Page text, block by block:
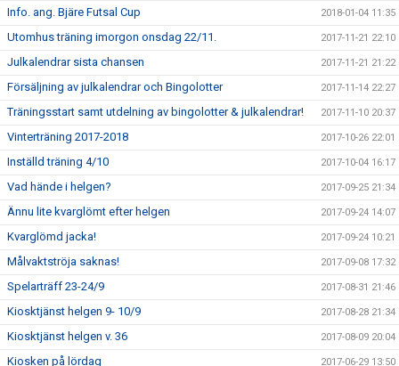
Info. ang. Bjäre Futsal Cup 2018-01-04 11:35
Utomhus träning imorgon onsdag 22/11. 2017-11-21 22:10
Julkalendrar sista chansen 2017-11-21 21:22
Försäljning av julkalendrar och Bingolotter 2017-11-14 22:27
Träningsstart samt utdelning av bingolotter & julkalendrar! 2017-11-10 20:37
Vinterträning 2017-2018 2017-10-26 22:01
Inställd träning 4/10 2017-10-04 16:17
Vad hände i helgen? 2017-09-25 21:34
Ännu lite kvarglömt efter helgen 2017-09-24 14:07
Kvarglömd jacka! 2017-09-24 10:21
Målvaktströja saknas! 2017-09-08 17:32
Spelarträff 23-24/9 2017-08-31 21:46
Kiosktjänst helgen 9- 10/9 2017-08-28 21:34
Kiosktjänst helgen v. 36 2017-08-09 20:04
Kiosken på lördag 2017-06-29 13:50